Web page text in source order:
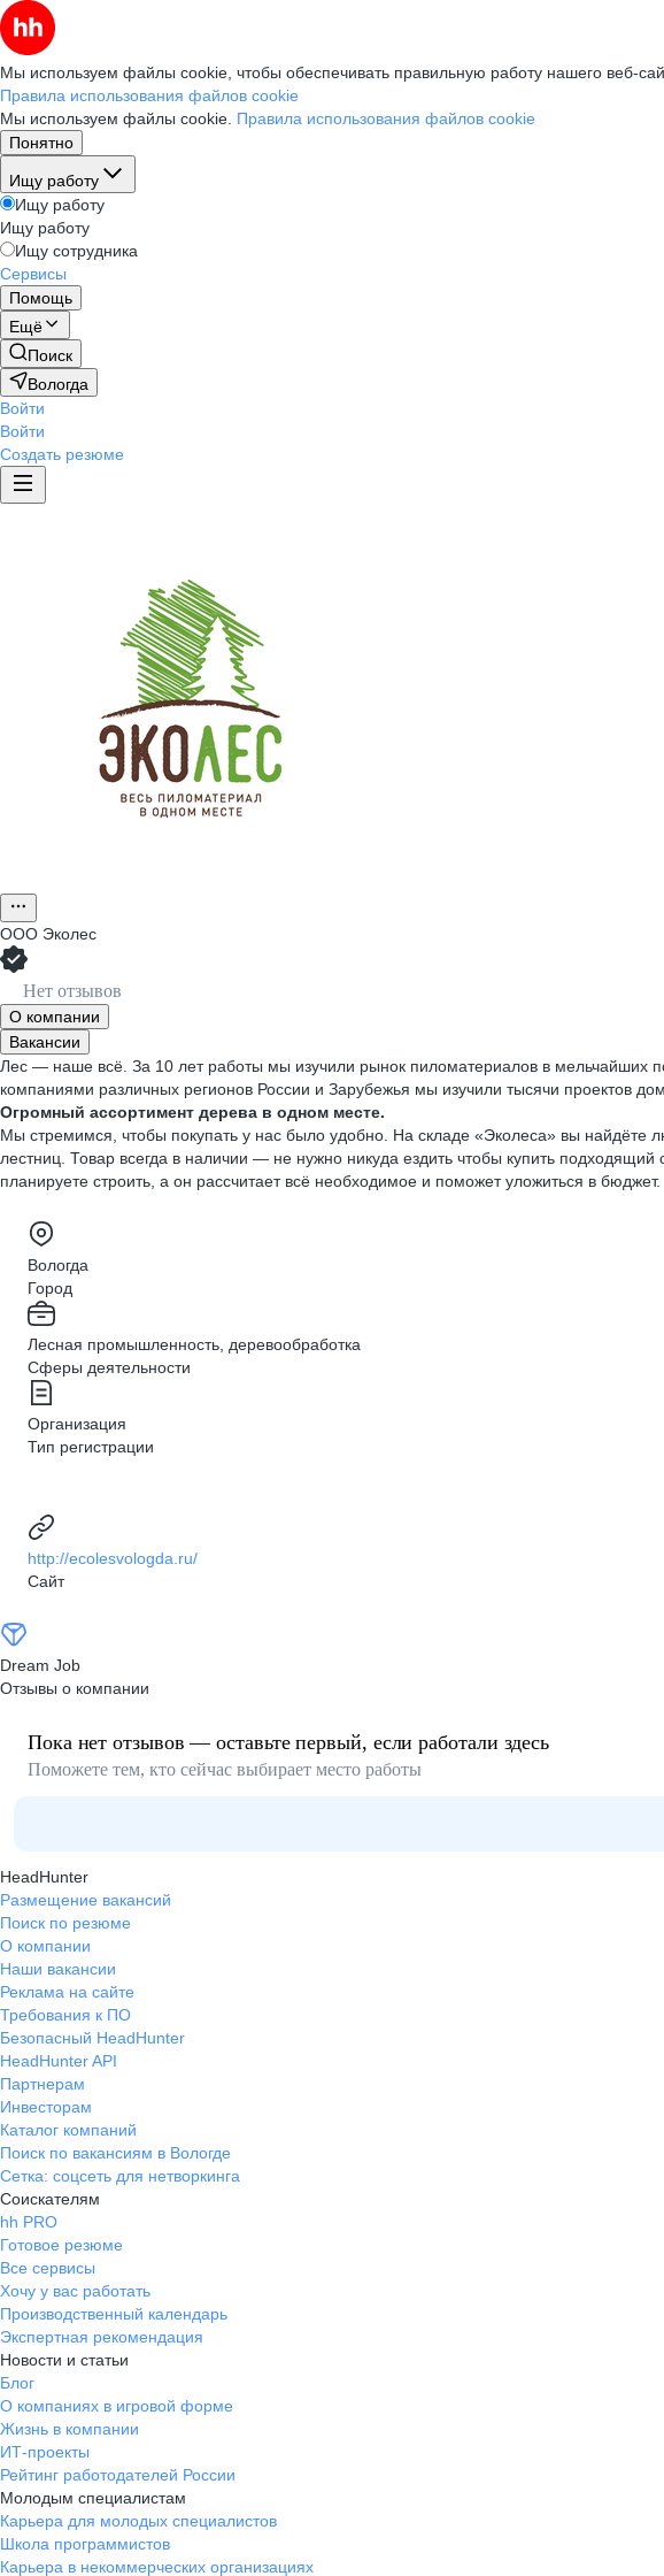
Мы используем файлы cookie, чтобы обеспечивать правильную работу нашего веб-
Правила использования файлов cookie
Мы используем файлы cookie. Правила использования файлов cookie
Понятно
Ищу работу
Ищу работу
Ищу работу
Ищу сотрудника
Сервисы
Помощь
Ещё
Поиск
Вологда
Войти
Войти
Создать резюме
ООО Эколес
Нет отзывов
О компании
Вакансии
Лес — наше всё. За 10 лет работы мы изучили рынок пиломатериалов в мельчайших
компаниями различных регионов России и Зарубежья мы изучили тысячи проектов
Огромный ассортимент дерева в одном месте.
Мы стремимся, чтобы покупать у нас было удобно. На складе «Эколеса» вы найдёте
лестниц. Товар всегда в наличии — не нужно никуда ездить чтобы купить
планируете строить, а он рассчитает всё необходимое и поможет уложиться в бюджет.
Вологда
Город
Лесная промышленность, деревообработка
Сферы деятельности
Организация
Тип регистрации
http://ecolesvologda.ru/
Сайт
Dream Job
Отзывы о компании
Пока нет отзывов — оставьте первый, если работали здесь
Поможете тем, кто сейчас выбирает место работы
HeadHunter
Размещение вакансий
Поиск по резюме
О компании
Наши вакансии
Реклама на сайте
Требования к ПО
Безопасный HeadHunter
HeadHunter API
Партнерам
Инвесторам
Каталог компаний
Поиск по вакансиям в Вологде
Сетка: соцсеть для нетворкинга
Соискателям
hh PRO
Готовое резюме
Все сервисы
Хочу у вас работать
Производственный календарь
Экспертная рекомендация
Новости и статьи
Блог
О компаниях в игровой форме
Жизнь в компании
ИТ-проекты
Рейтинг работодателей России
Молодым специалистам
Карьера для молодых специалистов
Школа программистов
Карьера в некоммерческих организациях